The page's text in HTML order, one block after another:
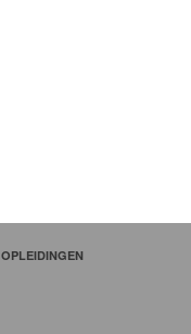
OPLEIDINGEN